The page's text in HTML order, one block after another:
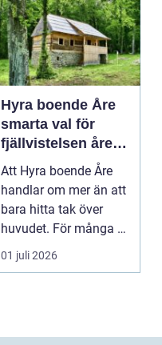
Hyra boende Åre
smarta val för
fjällvistelsen året
runt
Att Hyra boende Åre
handlar om mer än att
bara hitta tak över
huvudet. För många är
boendet själva n...
01 juli 2026